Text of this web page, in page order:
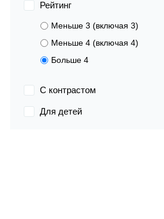
Рейтинг
Меньше 3 (включая 3)
Меньше 4 (включая 4)
Больше 4
С контрастом
Для детей